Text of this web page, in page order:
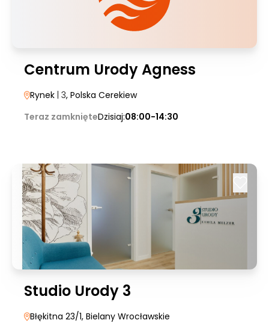
Centrum Urody Agness
Rynek | 3, Polska Cerekiew
Teraz zamknięteDzisiaj:08:00-14:30
Studio Urody 3
Błękitna 23/1, Bielany Wrocławskie